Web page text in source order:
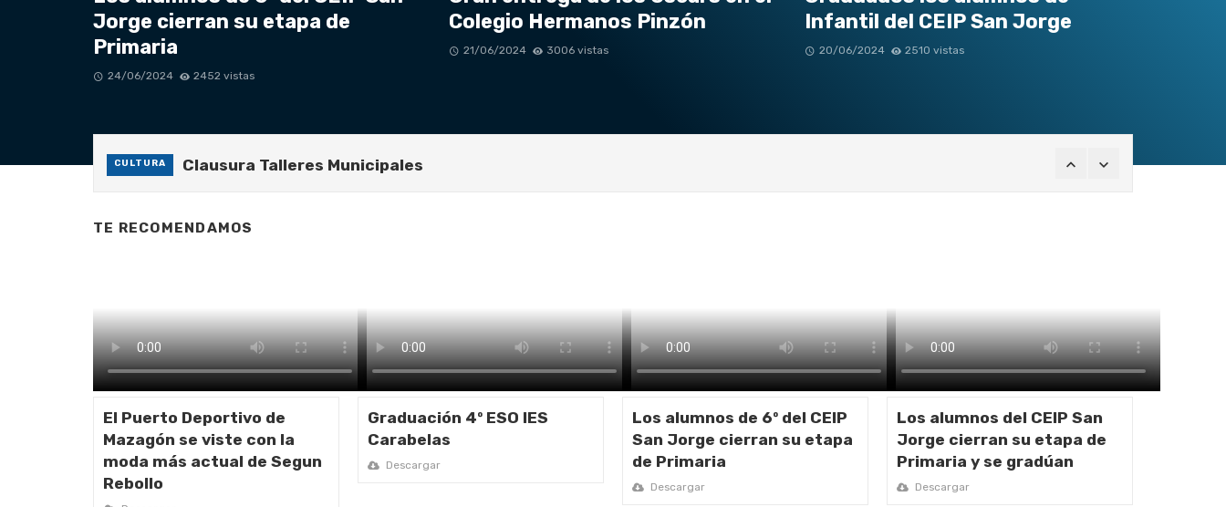
Jorge cierran su etapa de
Primaria
24/06/2024 2452 vistas
Colegio Hermanos Pinzón
21/06/2024 3006 vistas
Infantil del CEIP San Jorge
20/06/2024 2510 vistas
CULTURA Clausura Talleres Municipales
DESTACADOS Gran entrega de los Oscars en el Colegio Hermanos Pinzón
TE RECOMENDAMOS
El Puerto Deportivo de
Mazagón se viste con la
moda más actual de Segun
Rebollo
Graduación 4º ESO IES
Carabelas
Descargar
Los alumnos de 6º del CEIP
San Jorge cierran su etapa
de Primaria
Descargar
Los alumnos del CEIP San
Jorge cierran su etapa de
Primaria y se gradúan
Descargar